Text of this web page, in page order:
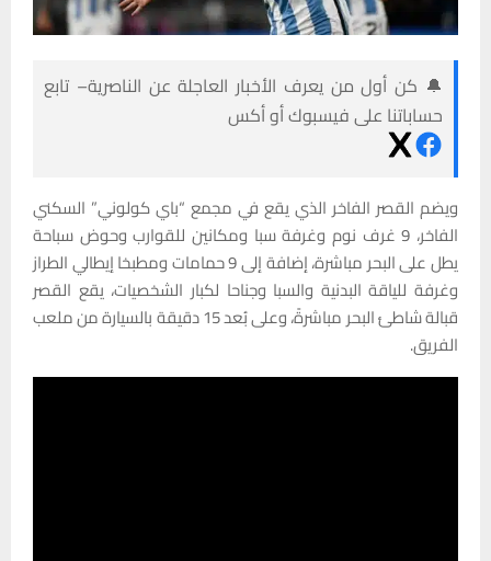
🔔 كن أول من يعرف الأخبار العاجلة عن الناصرية– تابع
حساباتنا على فيسبوك أو أكس
ويضم القصر الفاخر الذي يقع في مجمع “باي كولوني” السكني
الفاخر، 9 غرف نوم وغرفة سبا ومكانين للقوارب وحوض سباحة
يطل على البحر مباشرة، إضافة إلى 9 حمامات ومطبخا إيطالي الطراز
وغرفة للياقة البدنية والسبا وجناحا لكبار الشخصيات، يقع القصر
قبالة شاطئ البحر مباشرةً، وعلى بُعد 15 دقيقة بالسيارة من ملعب
الفريق.